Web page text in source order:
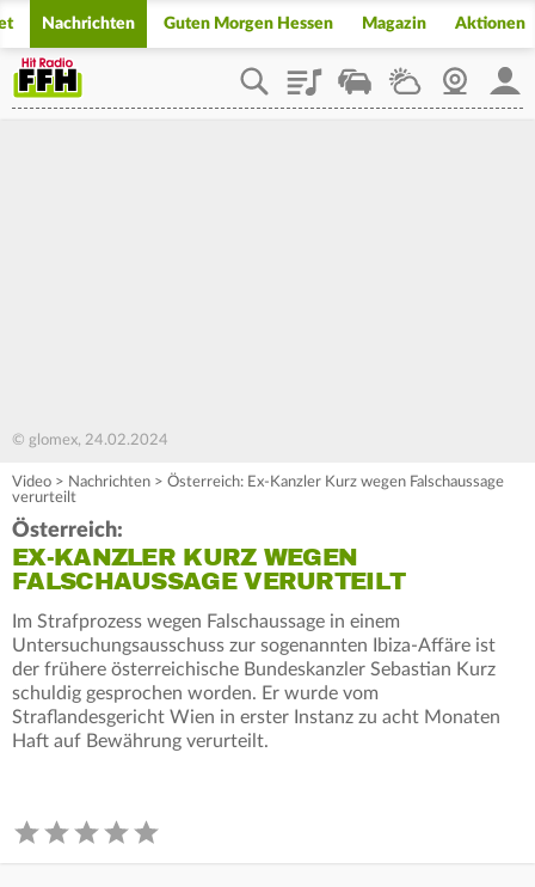
Nachrichten Guten Morgen Hessen Magazin Aktionen
PlaylistStaupilotWetterWebcam
© glomex, 24.02.2024
Video > Nachrichten > Österreich: Ex-Kanzler Kurz wegen Falschaussage
verurteilt
Österreich:
EX-KANZLER KURZ WEGEN
FALSCHAUSSAGE VERURTEILT
Im Strafprozess wegen Falschaussage in einem
Untersuchungsausschuss zur sogenannten Ibiza-Affäre ist
der frühere österreichische Bundeskanzler Sebastian Kurz
schuldig gesprochen worden. Er wurde vom
Straflandesgericht Wien in erster Instanz zu acht Monaten
Haft auf Bewährung verurteilt.